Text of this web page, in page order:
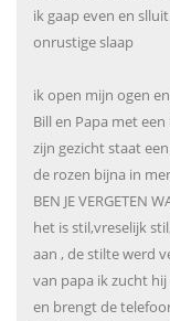
ik gaap even en
onrustige slaap
ik open mijn ogen
Bill en Papa met
zijn gezicht staat
de rozen bijna in
BEN JE VERGETEN
het is stil,vreselijk
aan , de stilte werd
van papa ik zucht
en brengt de